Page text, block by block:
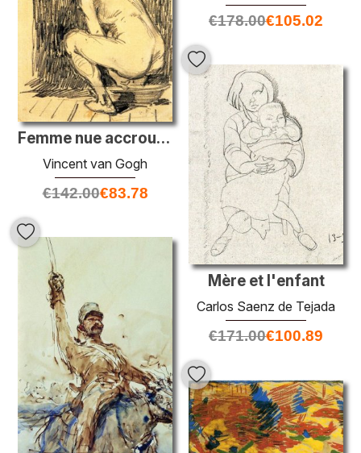
€178.00€105.02
Femme nue accroupie sur un bassin
Vincent van Gogh
€142.00€83.78
Mère et l'enfant
Carlos Saenz de Tejada
€171.00€100.89